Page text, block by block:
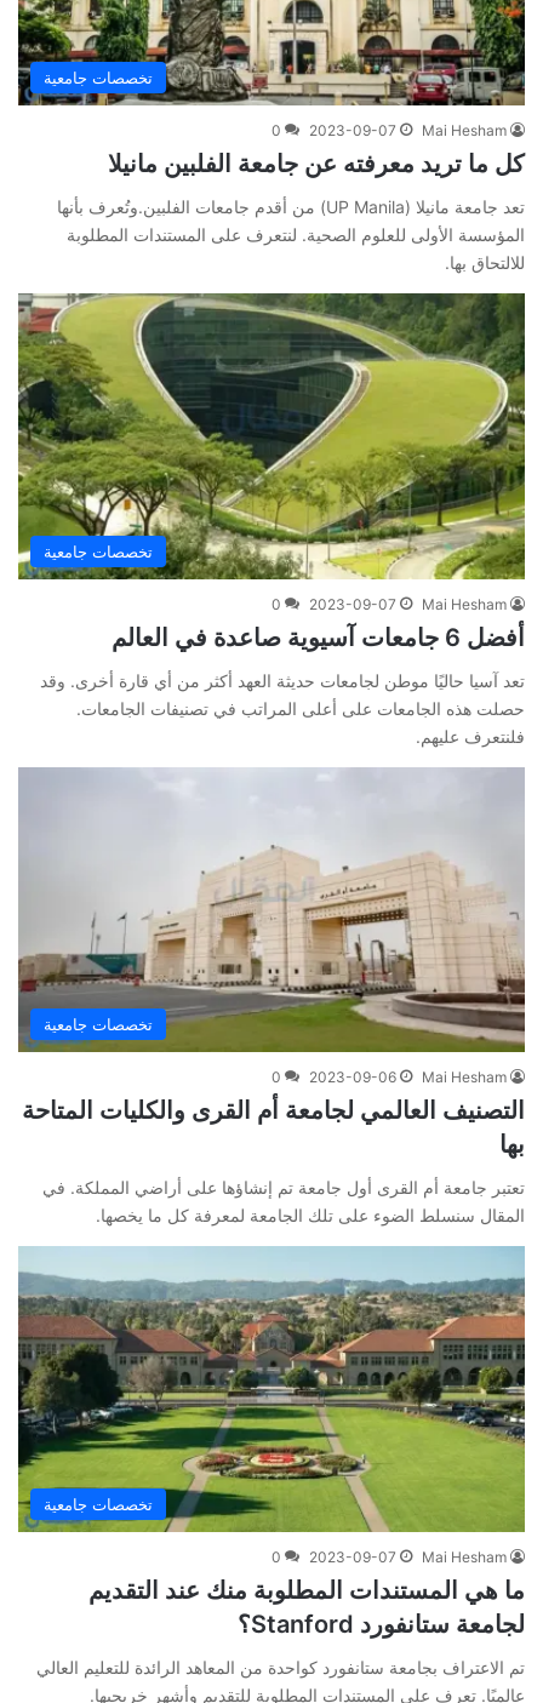
تخصصات جامعية
Mai Hesham
2023-09-07
0
كل ما تريد معرفته عن جامعة الفلبين مانيلا
تعد جامعة مانيلا (UP Manila) من أقدم جامعات الفلبين.وتُعرف بأنها
المؤسسة الأولى للعلوم الصحية. لنتعرف على المستندات المطلوبة
للالتحاق بها.
تخصصات جامعية
Mai Hesham
2023-09-07
0
أفضل 6 جامعات آسيوية صاعدة في العالم
تعد آسيا حاليًا موطن لجامعات حديثة العهد أكثر من أي قارة أخرى. وقد
حصلت هذه الجامعات على أعلى المراتب في تصنيفات الجامعات.
فلنتعرف عليهم.
تخصصات جامعية
Mai Hesham
2023-09-06
0
التصنيف العالمي لجامعة أم القرى والكليات المتاحة
بها
تعتبر جامعة أم القرى أول جامعة تم إنشاؤها على أراضي المملكة. في
المقال سنسلط الضوء على تلك الجامعة لمعرفة كل ما يخصها.
تخصصات جامعية
Mai Hesham
2023-09-07
0
ما هي المستندات المطلوبة منك عند التقديم
لجامعة ستانفورد Stanford؟
تم الاعتراف بجامعة ستانفورد كواحدة من المعاهد الرائدة للتعليم العالي
عالميًا. تعرف على المستندات المطلوبة للتقديم وأشهر خريجيها.